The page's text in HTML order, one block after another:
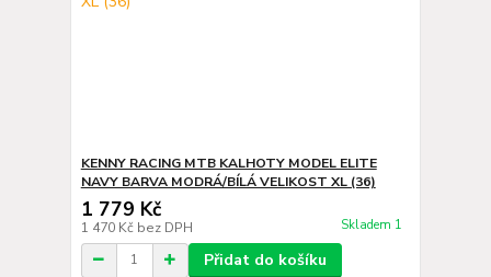
KENNY RACING MTB KALHOTY MODEL ELITE
NAVY BARVA MODRÁ/BÍLÁ VELIKOST XL (36)
1 779 Kč
1 470 Kč bez DPH Skladem 1
Přidat do košíku